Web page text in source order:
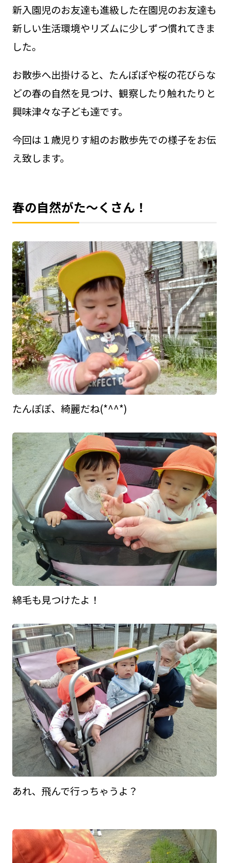
新入園児のお友達も進級した在園児のお友達も
新しい生活環境やリズムに少しずつ慣れてきま
した。
お散歩へ出掛けると、たんぽぽや桜の花びらな
どの春の自然を見つけ、観察したり触れたりと
興味津々な子ども達です。
今回は１歳児りす組のお散歩先での様子をお伝
え致します。
春の自然がた～くさん！
たんぽぽ、綺麗だね(*^^*)
綿毛も見つけたよ！
あれ、飛んで行っちゃうよ？